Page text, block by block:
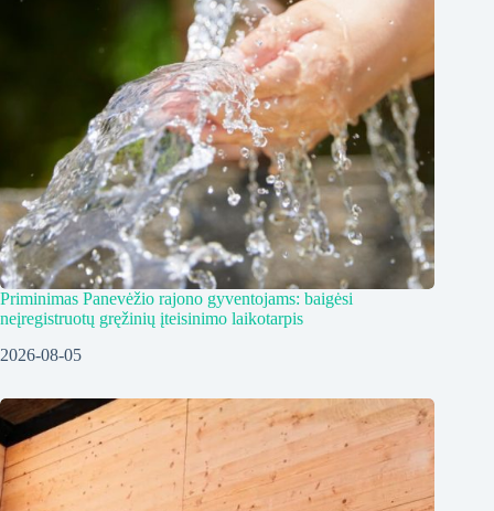
Priminimas Panevėžio rajono gyventojams: baigėsi
neįregistruotų gręžinių įteisinimo laikotarpis
2026-08-05